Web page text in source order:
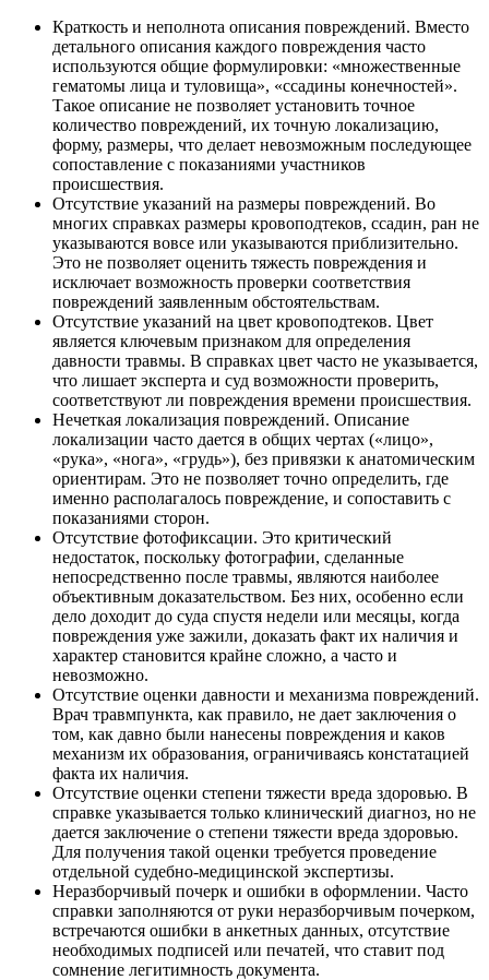
Краткость и неполнота описания повреждений. Вместо
детального описания каждого повреждения часто
используются общие формулировки: «множественные
гематомы лица и туловища», «ссадины конечностей».
Такое описание не позволяет установить точное
количество повреждений, их точную локализацию,
форму, размеры, что делает невозможным последующее
сопоставление с показаниями участников
происшествия.
Отсутствие указаний на размеры повреждений. Во
многих справках размеры кровоподтеков, ссадин, ран не
указываются вовсе или указываются приблизительно.
Это не позволяет оценить тяжесть повреждения и
исключает возможность проверки соответствия
повреждений заявленным обстоятельствам.
Отсутствие указаний на цвет кровоподтеков. Цвет
является ключевым признаком для определения
давности травмы. В справках цвет часто не указывается,
что лишает эксперта и суд возможности проверить,
соответствуют ли повреждения времени происшествия.
Нечеткая локализация повреждений. Описание
локализации часто дается в общих чертах («лицо»,
«рука», «нога», «грудь»), без привязки к анатомическим
ориентирам. Это не позволяет точно определить, где
именно располагалось повреждение, и сопоставить с
показаниями сторон.
Отсутствие фотофиксации. Это критический
недостаток, поскольку фотографии, сделанные
непосредственно после травмы, являются наиболее
объективным доказательством. Без них, особенно если
дело доходит до суда спустя недели или месяцы, когда
повреждения уже зажили, доказать факт их наличия и
характер становится крайне сложно, а часто и
невозможно.
Отсутствие оценки давности и механизма повреждений.
Врач травмпункта, как правило, не дает заключения о
том, как давно были нанесены повреждения и каков
механизм их образования, ограничиваясь констатацией
факта их наличия.
Отсутствие оценки степени тяжести вреда здоровью. В
справке указывается только клинический диагноз, но не
дается заключение о степени тяжести вреда здоровью.
Для получения такой оценки требуется проведение
отдельной судебно-медицинской экспертизы.
Неразборчивый почерк и ошибки в оформлении. Часто
справки заполняются от руки неразборчивым почерком,
встречаются ошибки в анкетных данных, отсутствие
необходимых подписей или печатей, что ставит под
сомнение легитимность документа.